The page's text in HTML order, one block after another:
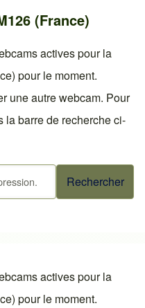
(France)
actives pour la
pour le moment.
une autre webcam. Pour
la barre de recherche ci-
actives pour la
pour le moment.